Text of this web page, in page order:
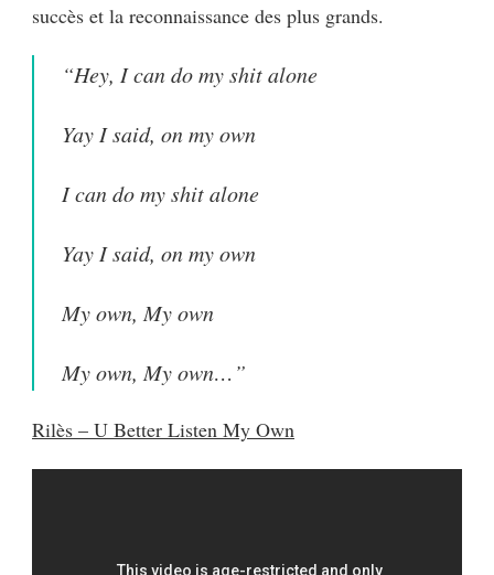
succès et la reconnaissance des plus grands.
“Hey, I can do my shit alone
Yay I said, on my own
I can do my shit alone
Yay I said, on my own
My own, My own
My own, My own…”
Rilès – U Better Listen My Own